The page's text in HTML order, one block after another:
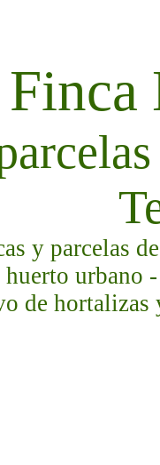
Finca
y parcelas
huerto urbano
de hortalizas